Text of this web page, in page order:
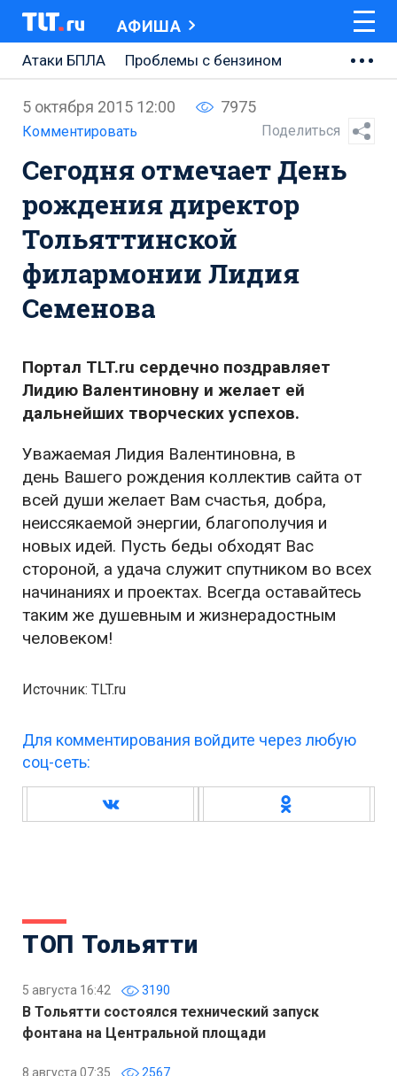
АФИША
Атаки БПЛА
Проблемы с бензином
АВТОВАЗ
Ремонт Центральной площади
Ремонт Обводного шоссе
Набережная Тольятти
Неделя Тольятти
5 октября 2015 12:00 7975
Комментировать Поделиться
Сегодня отмечает День
рождения директор
Тольяттинской
филармонии Лидия
Семенова
Портал TLT.ru сердечно поздравляет
Лидию Валентиновну и желает ей
дальнейших творческих успехов.
Уважаемая Лидия Валентиновна, в
день Вашего рождения коллектив сайта от
всей души желает Вам счастья, добра,
неиссякаемой энергии, благополучия и
новых идей. Пусть беды обходят Вас
стороной, а удача служит спутником во всех
начинаниях и проектах. Всегда оставайтесь
таким же душевным и жизнерадостным
человеком!
Источник: TLT.ru
Для комментирования войдите через любую
соц-сеть:
ТОП Тольятти
5 августа 16:42 3190
В Тольятти состоялся технический запуск
фонтана на Центральной площади
8 августа 07:35 2567